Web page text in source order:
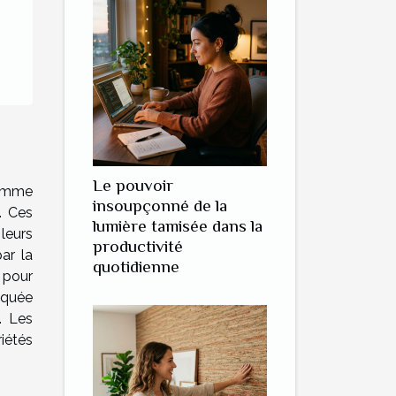
Ces
la
Les
Le pouvoir
insoupçonné de la
lumière tamisée dans la
productivité
quotidienne